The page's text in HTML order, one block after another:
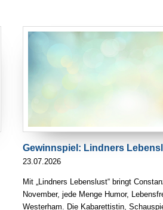
Gewinnspiel: Lindners
23.07.2026
Mit „Lindners Lebenslust“ bringt
November, jede Menge Humor,
Westerham. Die Kabarettistin,